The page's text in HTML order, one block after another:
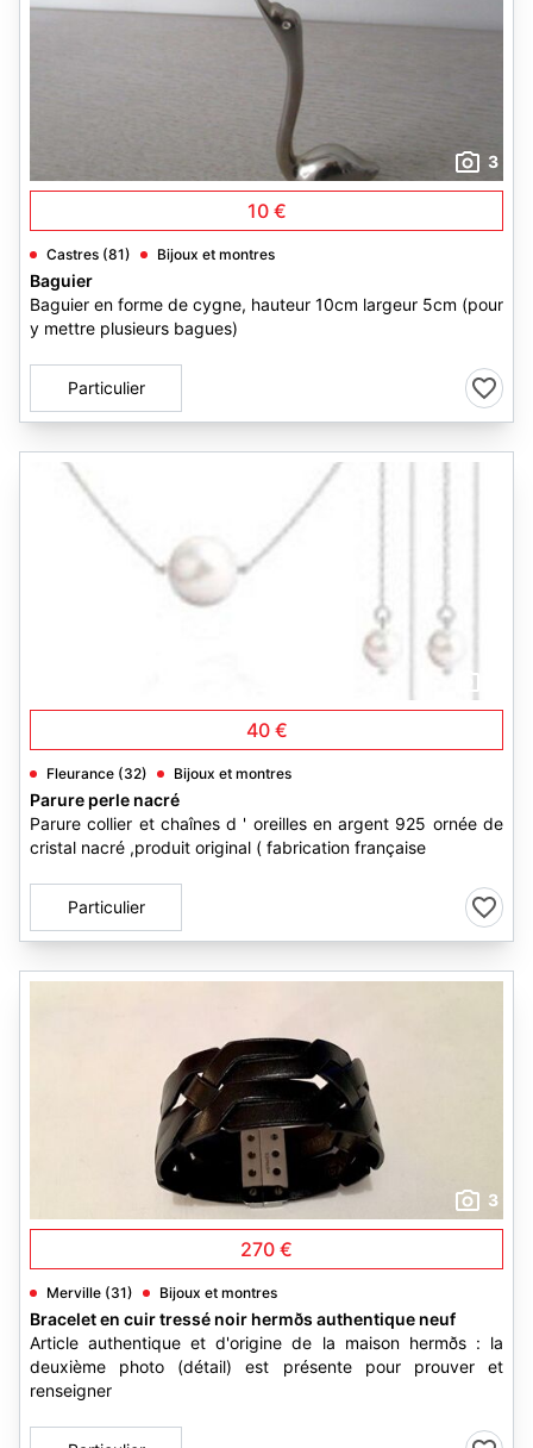
3
10 €
Castres (81) Bijoux et montres
Baguier
Baguier en forme de cygne, hauteur 10cm largeur 5cm (pour
y mettre plusieurs bagues)
Particulier
40 €
Fleurance (32) Bijoux et montres
Parure perle nacré
Parure collier et chaînes d ' oreilles en argent 925 ornée de
cristal nacré ,produit original ( fabrication française
Particulier
3
270 €
Merville (31) Bijoux et montres
Bracelet en cuir tressé noir hermðs authentique neuf
Article authentique et d'origine de la maison hermðs : la
deuxième photo (détail) est présente pour prouver et
renseigner